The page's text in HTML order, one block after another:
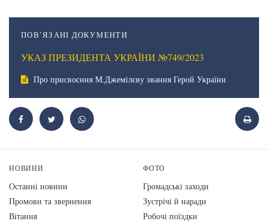
ПОВ’ЯЗАНІ ДОКУМЕНТИ
УКАЗ ПРЕЗИДЕНТА УКРАЇНИ №749/2023
Про присвоєння М.Джемілєву звання Герой України
НОВИНИ
Останні новини
Промови та звернення
Вiтання
ФОТО
Громадські заходи
Зустрічі й наради
Робочі поїздки